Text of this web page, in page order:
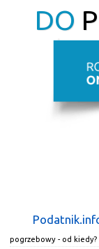
DO
pogrzebowy - od kiedy?